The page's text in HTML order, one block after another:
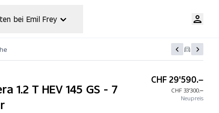
bei Emil Frey
1.2 T HEV 145 GS - 7
CHF 29'590.–
CHF 33'300.–
Neupreis